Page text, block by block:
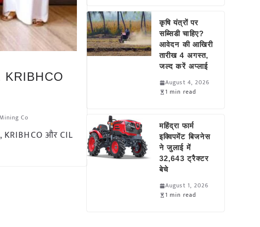
KRIBHCO
Co
KRIBHCO और CIL
कृषि यंत्रों पर
सब्सिडी चाहिए?
आवेदन की आखिरी
तारीख 4 अगस्त,
जल्द करें अप्लाई
August 4, 2026
1 min read
महिंद्रा फार्म
इक्विपमेंट बिजनेस
ने जुलाई में
32,643 ट्रैक्टर
बेचे
August 1, 2026
1 min read